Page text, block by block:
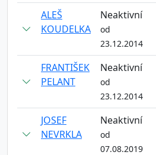
ALEŠ
KOUDELKA
Neaktivní
od
23.12.2014
FRANTIŠEK
PELANT
Neaktivní
od
23.12.2014
JOSEF
NEVRKLA
Neaktivní
od
07.08.2019